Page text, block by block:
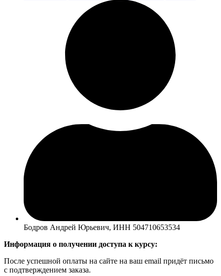
Бодров Андрей Юрьевич, ИНН 504710653534
Информация о получении доступа к курсу:
После успешной оплаты на сайте на ваш email придёт письмо
с подтверждением заказа.